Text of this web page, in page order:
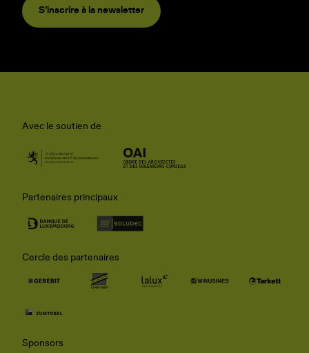
S’inscrire à la newsletter
Avec le soutien de
Partenaires principaux
Cercle des partenaires
Sponsors